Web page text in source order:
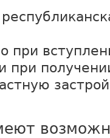
при
при